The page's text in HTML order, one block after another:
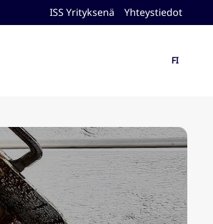
ISS Yrityksenä Yhteystiedot
FI